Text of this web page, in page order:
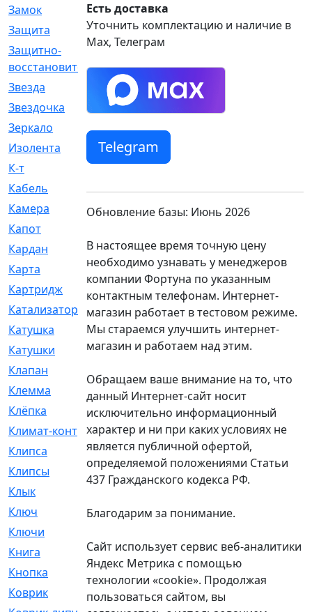
Замок
[12]
Защита
[79]
Защитно-
восстановительный
[4]
Звезда
[1]
Звездочка
[5]
Зеркало
[369]
Изолента
[1]
К-т
[13]
Кабель
[50]
Камера
[4]
Капот
Кардан
[131]
Карта
[2]
Картридж
[250]
Катализатор
[1]
Катушка
[2]
Катушки
[291]
Клапан
Клемма
[5]
Клёпка
[2]
Климат-контроль
[3]
Клипса
[21]
Клипсы
[321]
Клык
Ключ
[2]
Ключи
Книга
[293]
Кнопка
[3]
Коврик
[1]
Есть доставка
Уточнить комплектацию и наличие в
Max, Телеграм
Telegram
Обновление базы: Июнь 2026
В настоящее время точную цену
необходимо узнавать у менеджеров
компании Фортуна по указанным
контактным телефонам. Интернет-
магазин работает в тестовом режиме.
Мы стараемся улучшить интернет-
магазин и работаем над этим.
Обращаем ваше внимание на то, что
данный Интернет-сайт носит
исключительно информационный
характер и ни при каких условиях не
является публичной офертой,
определяемой положениями Статьи
437 Гражданского кодекса РФ.
Благодарим за понимание.
Сайт использует сервис веб-аналитики
Яндекс Метрика с помощью
технологии «cookie». Продолжая
пользоваться сайтом, вы